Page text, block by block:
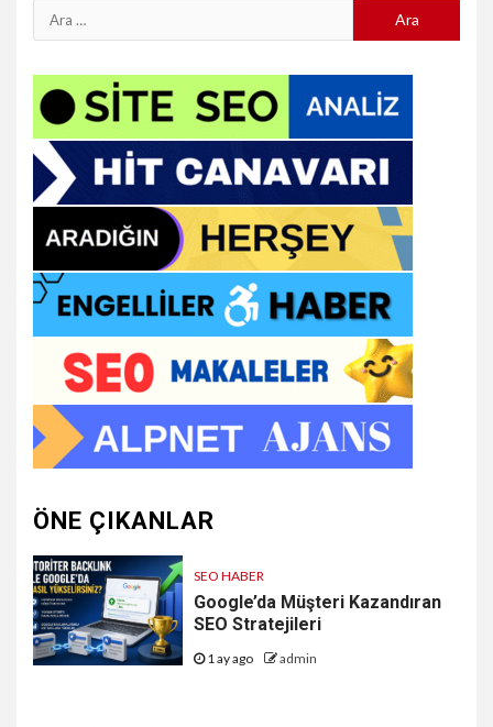
Arama:
ÖNE ÇIKANLAR
SEO HABER
Google’da Müşteri Kazandıran
SEO Stratejileri
1 ay ago admin